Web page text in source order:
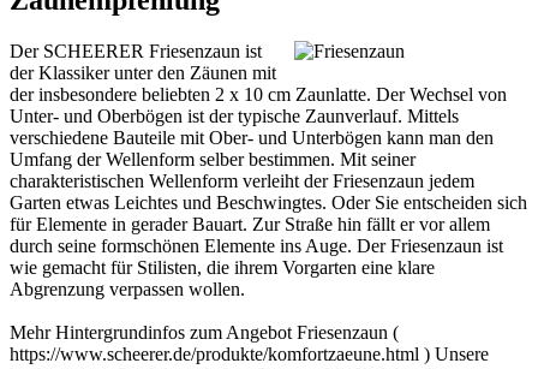
Der SCHEERER Friesenzaun ist
der Klassiker unter den Zäunen mit
der insbesondere beliebten 2 x 10 cm Zaunlatte. Der Wechsel von
Unter- und Oberbögen ist der typische Zaunverlauf. Mittels
verschiedene Bauteile mit Ober- und Unterbögen kann man den
Umfang der Wellenform selber bestimmen. Mit seiner
charakteristischen Wellenform verleiht der Friesenzaun jedem
Garten etwas Leichtes und Beschwingtes. Oder Sie entscheiden sich
für Elemente in gerader Bauart. Zur Straße hin fällt er vor allem
durch seine formschönen Elemente ins Auge. Der Friesenzaun ist
wie gemacht für Stilisten, die ihrem Vorgarten eine klare
Abgrenzung verpassen wollen.
Mehr Hintergrundinfos zum Angebot Friesenzaun (
https://www.scheerer.de/produkte/komfortzaeune.html ) Unsere